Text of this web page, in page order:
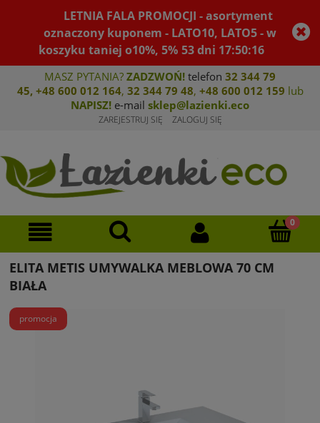
LETNIA FALA PROMOCJI - asortyment
oznaczony kuponem - LATO10, LATO5 - w
koszyku taniej o10%, 5% 53dni 17:50:16
MASZ PYTANIA? ZADZWOŃ! telefon 32 344 79
45, +48 600 012 164, 32 344 79 48, +48 600 012 159 lub
NAPISZ! e-mail sklep@lazienki.eco
ZAREJESTRUJ SIĘ ZALOGUJ SIĘ
ELITA METIS UMYWALKA MEBLOWA 70 CM
BIAŁA
promocja